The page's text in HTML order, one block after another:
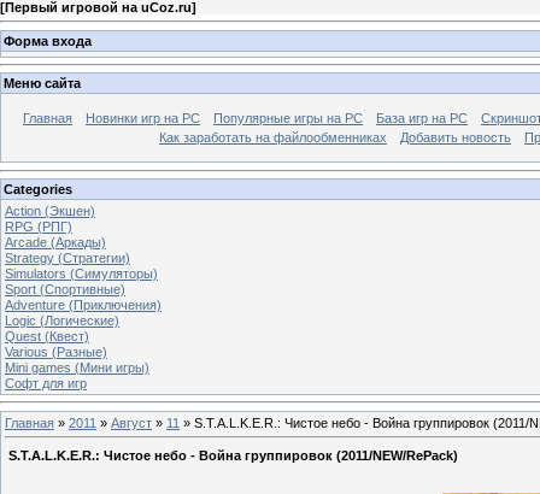
[Первый игровой на uCoz.ru]
Форма входа
Меню сайта
Главная Новинки игр на PC Популярные игры на PC База игр на РС
Как заработать на файлообменниках
Добавить новость
Categories
Action (Экшен)
RPG (РПГ)
Arcade (Аркады)
Strategy (Стратегии)
Simulators (Симуляторы)
Sport (Спортивные)
Adventure (Приключения)
Logic (Логические)
Quest (Квест)
Various (Разные)
Mini games (Мини игры)
Софт для игр
Главная » 2011 » Август » 11 » S.T.A.L.K.E.R.: Чистое небо - Война группировок (2011/
S.T.A.L.K.E.R.: Чистое небо - Война группировок (2011/NEW/RePack)